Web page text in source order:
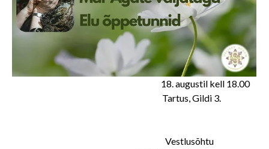
18. augustil kell 18.00
Tartus, Gildi 3.
Vestlusõhtu